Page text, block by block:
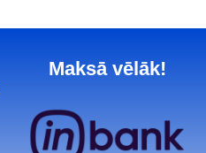
Maksā vēlāk!